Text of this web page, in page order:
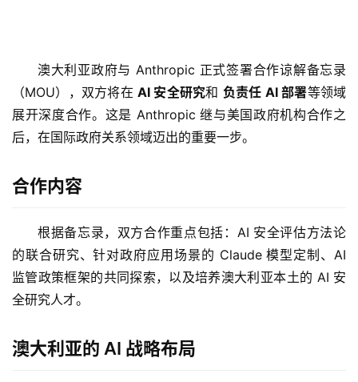
澳大利亚政府与 Anthropic 正式签署合作谅解备忘录
（MOU），双方将在 AI 安全研究和 负责任 AI 部署等领域
展开深度合作。这是 Anthropic 继与美国政府机构合作之
后，在国际政府关系领域迈出的重要一步。
合作内容
根据备忘录，双方合作重点包括：AI 安全评估方法论
的联合研究、针对政府应用场景的 Claude 模型定制、AI
监管政策框架的共同探索，以及培养澳大利亚本土的 AI 安
全研究人才。
澳大利亚的 AI 战略布局